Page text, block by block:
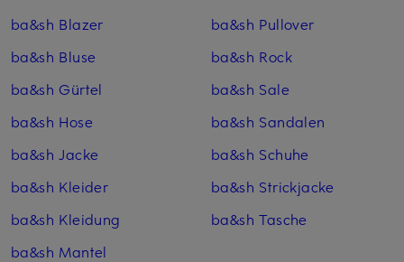
ba&sh Blazer
ba&sh Bluse
ba&sh Gürtel
ba&sh Hose
ba&sh Jacke
ba&sh Kleider
ba&sh Kleidung
ba&sh Mantel
ba&sh Pullover
ba&sh Rock
ba&sh Sale
ba&sh Sandalen
ba&sh Schuhe
ba&sh Strickjacke
ba&sh Tasche